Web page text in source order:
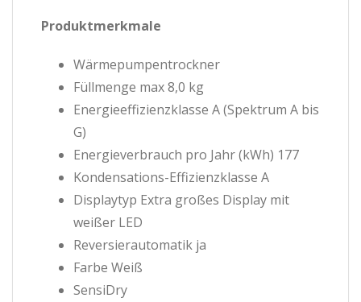
Produktmerkmale
Wärmepumpentrockner
Füllmenge max 8,0 kg
Energieeffizienzklasse A (Spektrum A bis
G)
Energieverbrauch pro Jahr (kWh) 177
Kondensations-Effizienzklasse A
Displaytyp Extra großes Display mit
weißer LED
Reversierautomatik ja
Farbe Weiß
SensiDry